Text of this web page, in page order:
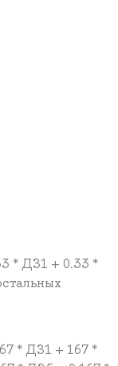
* ДЗ1 + 0.33 *
* ДЗ1 + 167 *